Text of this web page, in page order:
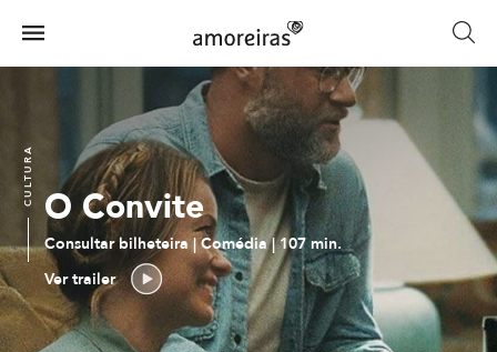
main
content
Home
Menu
CULTURA
O Convite
Consultar bilheteira | Comédia | 107 min.
Ver trailer